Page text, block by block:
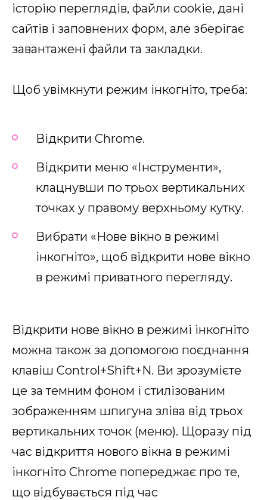
історію переглядів, файли cookie, дані
сайтів і заповнених форм, але зберігає
завантажені файли та закладки.
Щоб увімкнути режим інкогніто, треба:
Відкрити Chrome.
Відкрити меню «Інструменти»,
клацнувши по трьох вертикальних
точках у правому верхньому кутку.
Вибрати «Нове вікно в режимі
інкогніто», щоб відкрити нове вікно
в режимі приватного перегляду.
Відкрити нове вікно в режимі інкогніто
можна також за допомогою поєднання
клавіш Control+Shift+N. Ви зрозумієте
це за темним фоном і стилізованим
зображенням шпигуна зліва від трьох
вертикальних точок (меню). Щоразу під
час відкриття нового вікна в режимі
інкогніто Chrome попереджає про те,
що відбувається під час